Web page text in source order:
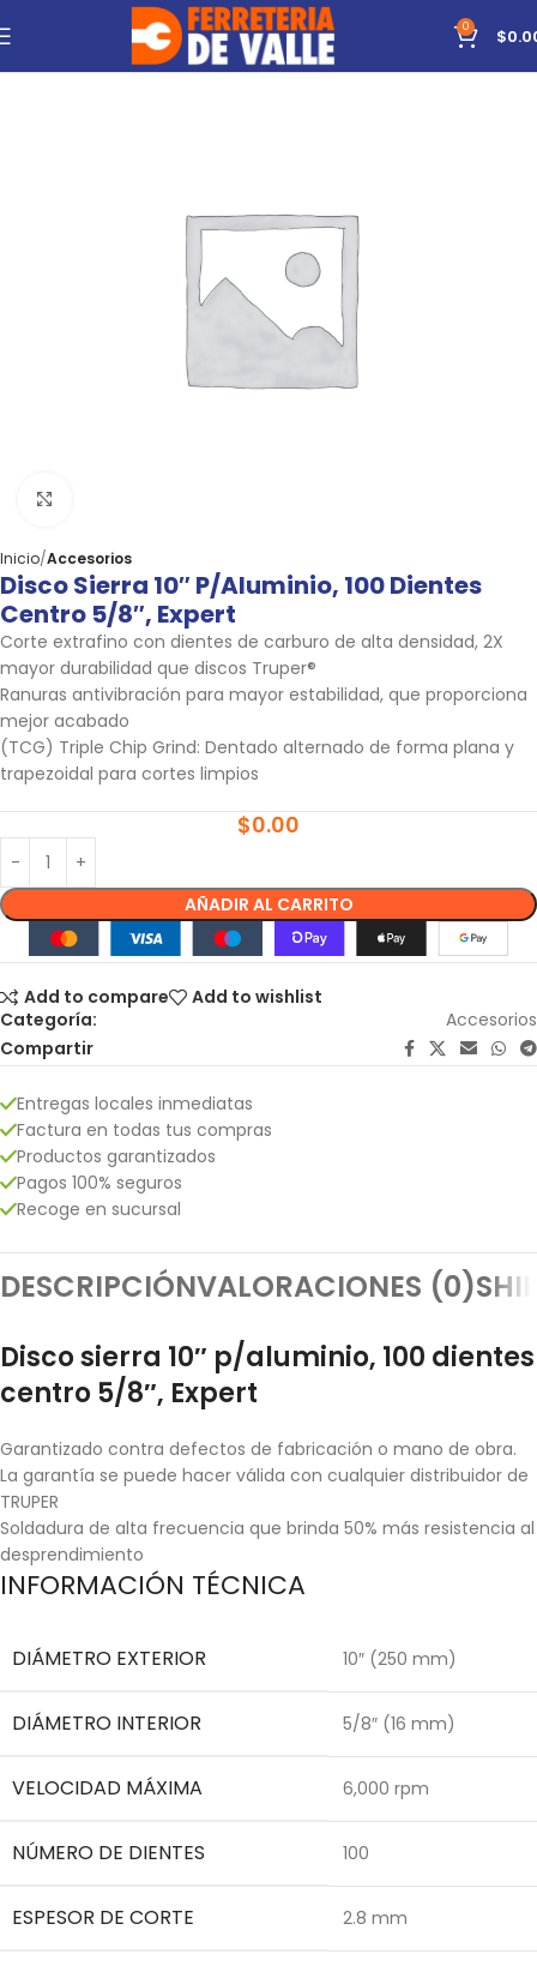
0 $
Inicio Accesorios
Disco Sierra 10″ P/aluminio, 100 Dientes
Centro 5/8″, Expert
Corte extrafino con dientes de carburo de alta densidad, 2X
mayor durabilidad que discos Truper®
Ranuras antivibración para mayor estabilidad, que proporciona
mejor acabado
(TCG) Triple Chip Grind: Dentado alternado de forma plana y
trapezoidal para cortes limpios
$0.00
AÑADIR AL CARRITO
Add to compare
Add to wishlist
Categoría:
Accesorios
Compartir
Entregas locales inmediatas
Factura en todas tus compras
Productos garantizados
Pagos 100% seguros
Recoge en sucursal
DESCRIPCIÓNVALORACIONES (0)
Disco sierra 10″ p/aluminio, 100 dientes
centro 5/8″, Expert
Garantizado contra defectos de fabricación o mano de obra.
La garantía se puede hacer válida con cualquier distribuidor de
TRUPER
Soldadura de alta frecuencia que brinda 50% más resistencia al
desprendimiento
INFORMACIÓN TÉCNICA
DIÁMETRO EXTERIOR 10″ (250 mm)
DIÁMETRO INTERIOR 5/8″ (16 mm)
VELOCIDAD MÁXIMA 6,000 rpm
NÚMERO DE DIENTES 100
ESPESOR DE CORTE 2.8 mm